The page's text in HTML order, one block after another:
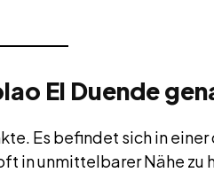
El Duende
Es befindet sich in einer
in unmittelbarer Nähe zu